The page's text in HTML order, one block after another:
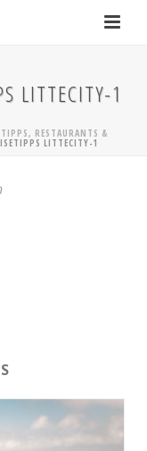
LITTECITY-1
RESTAURANTS &
LITTECITY-1